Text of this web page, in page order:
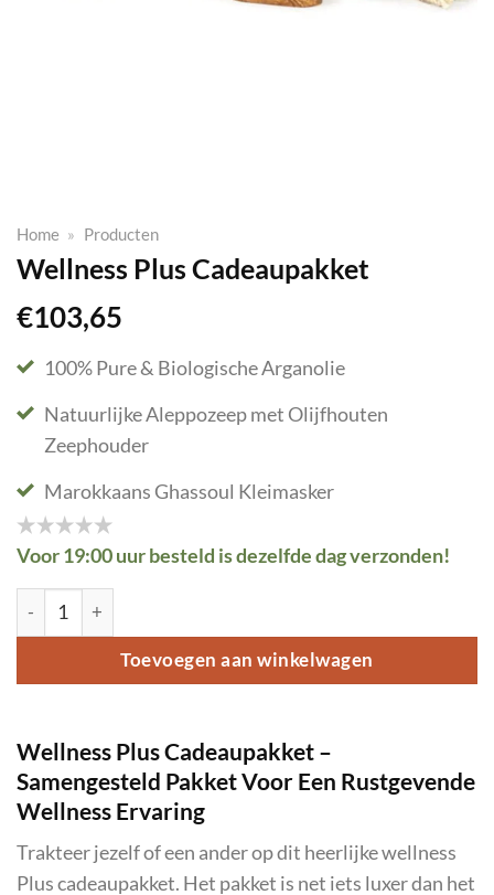
Home » Producten
Wellness Plus Cadeaupakket
€103,65
100% Pure & Biologische Arganolie
Natuurlijke Aleppozeep met Olijfhouten
Zeephouder
Marokkaans Ghassoul Kleimasker
Voor 19:00 uur besteld is dezelfde dag verzonden!
Wellness Plus Cadeaupakket aantal
Toevoegen aan winkelwagen
Wellness Plus Cadeaupakket –
Samengesteld Pakket Voor Een Rustgevende
Wellness Ervaring
Trakteer jezelf of een ander op dit heerlijke wellness
Plus cadeaupakket. Het pakket is net iets luxer dan het